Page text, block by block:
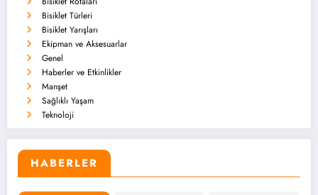
Bisiklet Türleri
Bisiklet Yarışları
Ekipman ve Aksesuarlar
Genel
Haberler ve Etkinlikler
Manşet
Sağlıklı Yaşam
Teknoloji
HABERLER